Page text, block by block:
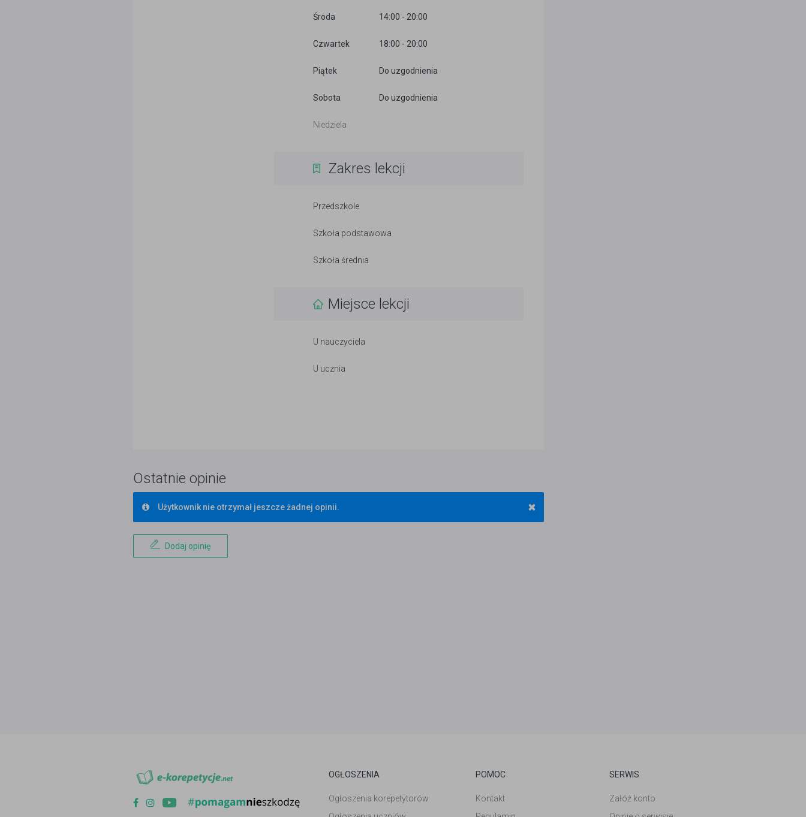
Środa 14:00 - 20:00
Czwartek 18:00 - 20:00
Piątek Do uzgodnienia
Sobota Do uzgodnienia
Niedziela
Zakres lekcji
Przedszkole
Szkoła podstawowa
Szkoła średnia
Miejsce lekcji
U nauczyciela
U ucznia
Ostatnie opinie
×
Użytkownik nie otrzymał jeszcze żadnej opinii.
Dodaj opinię
OGŁOSZENIA
Ogłoszenia korepetytorów
POMOC
Kontakt
SERWIS
Załóż konto